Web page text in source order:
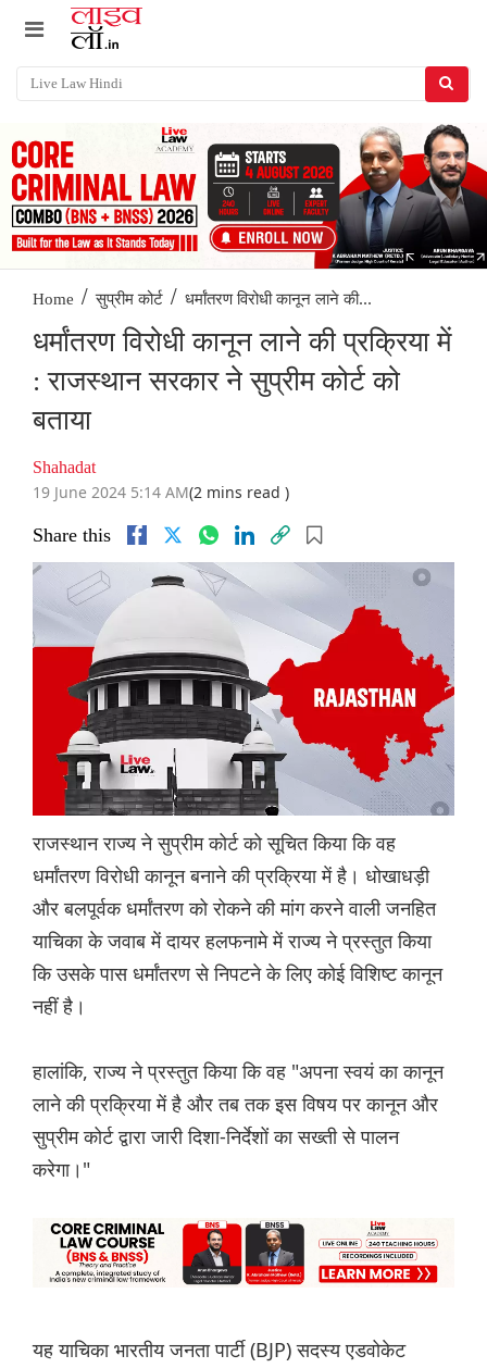
Home / सुप्रीम कोर्ट / धर्मांतरण विरोधी कानून लाने की...
धर्मांतरण विरोधी कानून लाने की प्रक्रिया में
: राजस्थान सरकार ने सुप्रीम कोर्ट को
बताया
Shahadat
19 June 2024 5:14 AM(2 mins read )
Share this
राजस्थान राज्य ने सुप्रीम कोर्ट को सूचित किया कि वह
धर्मांतरण विरोधी कानून बनाने की प्रक्रिया में है। धोखाधड़ी
और बलपूर्वक धर्मांतरण को रोकने की मांग करने वाली जनहित
याचिका के जवाब में दायर हलफनामे में राज्य ने प्रस्तुत किया
कि उसके पास धर्मांतरण से निपटने के लिए कोई विशिष्ट कानून
नहीं है।
हालांकि, राज्य ने प्रस्तुत किया कि वह "अपना स्वयं का कानून
लाने की प्रक्रिया में है और तब तक इस विषय पर कानून और
सुप्रीम कोर्ट द्वारा जारी दिशा-निर्देशों का सख्ती से पालन
करेगा।"
यह याचिका भारतीय जनता पार्टी (BJP) सदस्य एडवोकेट